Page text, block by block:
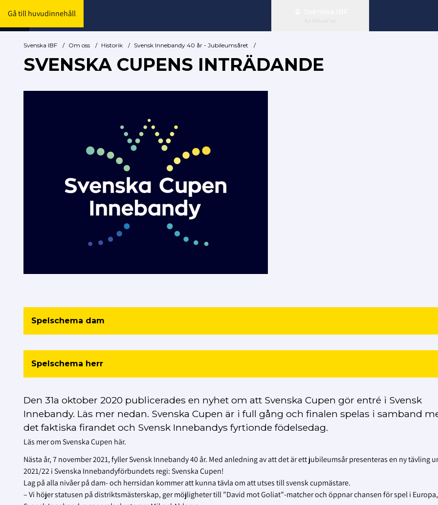
Gå till huvudinnehåll
Byt förbund här
Svenska IBF / Om oss / Historik / Svensk Innebandy 40 år - Jubileumsåret /
SVENSKA CUPENS INTRÄDANDE
Spelschema dam
Spelschema herr
Den 31a oktober 2020 publicerades en nyhet om att Svenska Cupen gör entré i Svensk
Innebandy. Läs mer nedan. Svenska Cupen är i full gång och finalen spelas i samband
det faktiska firandet och Svensk Innebandys fyrtionde födelsedag.
Läs mer om Svenska Cupen här.
Nästa år, 7 november 2021, fyller Svensk Innebandy 40 år. Med anledning av att det är ett jubileumsår presenteras en ny tävling
2021/22 i Svenska Innebandyförbundets regi: Svenska Cupen!
Lag på alla nivåer på dam- och herrsidan kommer att kunna tävla om att utses till svensk cupmästare.
– Vi höjer statusen på distriktsmästerskap, ger möjligheter till ”David mot Goliat”-matcher och öppnar chansen för spel i